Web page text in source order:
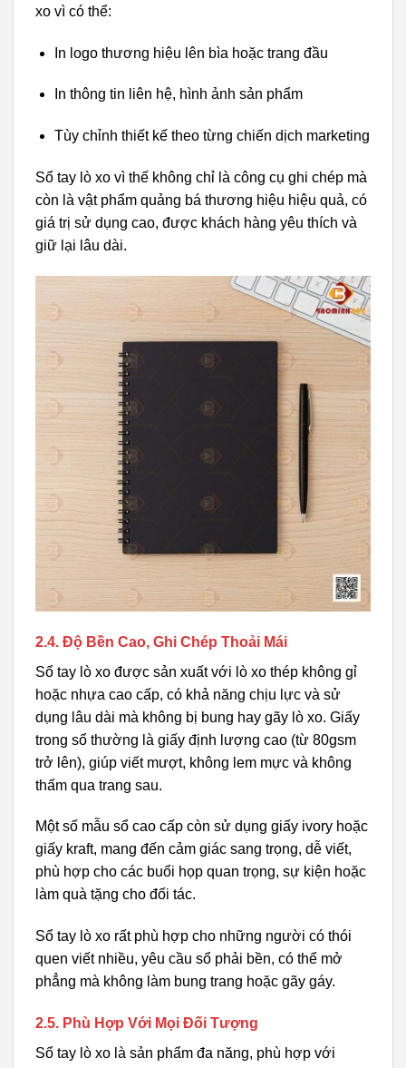
xo vì có thể:
In logo thương hiệu lên bìa hoặc trang đầu
In thông tin liên hệ, hình ảnh sản phẩm
Tùy chỉnh thiết kế theo từng chiến dịch marketing
Sổ tay lò xo vì thế không chỉ là công cụ ghi chép mà
còn là vật phẩm quảng bá thương hiệu hiệu quả, có
giá trị sử dụng cao, được khách hàng yêu thích và
giữ lại lâu dài.
2.4. Độ Bền Cao, Ghi Chép Thoải Mái
Sổ tay lò xo được sản xuất với lò xo thép không gỉ
hoặc nhựa cao cấp, có khả năng chịu lực và sử
dụng lâu dài mà không bị bung hay gãy lò xo. Giấy
trong sổ thường là giấy định lượng cao (từ 80gsm
trở lên), giúp viết mượt, không lem mực và không
thấm qua trang sau.
Một số mẫu sổ cao cấp còn sử dụng giấy ivory hoặc
giấy kraft, mang đến cảm giác sang trọng, dễ viết,
phù hợp cho các buổi họp quan trọng, sự kiện hoặc
làm quà tặng cho đối tác.
Sổ tay lò xo rất phù hợp cho những người có thói
quen viết nhiều, yêu cầu sổ phải bền, có thể mở
phẳng mà không làm bung trang hoặc gãy gáy.
2.5. Phù Hợp Với Mọi Đối Tượng
Sổ tay lò xo là sản phẩm đa năng, phù hợp với